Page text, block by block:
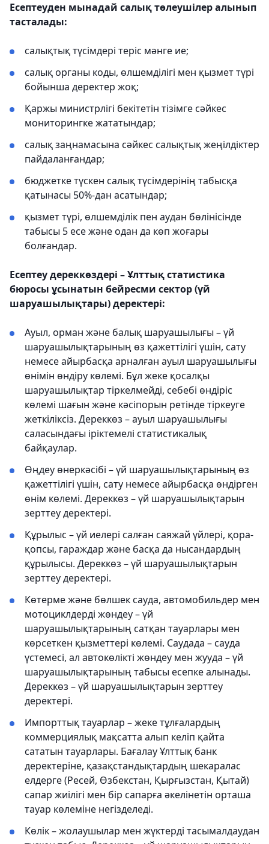
Есептеуден мынадай салық төлеушілер алынып
тасталады:
салықтық түсімдері теріс мәнге ие;
салық органы коды, өлшемділігі мен қызмет түрі
бойынша деректер жоқ;
Қаржы министрлігі бекітетін тізімге сәйкес
мониторингке жататындар;
салық заңнамасына сәйкес салықтық жеңілдіктер
пайдаланғандар;
бюджетке түскен салық түсімдерінің табысқа
қатынасы 50%-дан асатындар;
қызмет түрі, өлшемділік пен аудан бөлінісінде
табысы 5 есе және одан да көп жоғары
болғандар.
Есептеу дереккөздері – Ұлттық статистика
бюросы ұсынатын бейресми сектор (үй
шаруашылықтары) деректері:
Ауыл, орман және балық шаруашылығы – үй
шаруашылықтарының өз қажеттілігі үшін, сату
немесе айырбасқа арналған ауыл шаруашылығы
өнімін өндіру көлемі. Бұл жеке қосалқы
шаруашылықтар тіркелмейді, себебі өндіріс
көлемі шағын және кәсіпорын ретінде тіркеуге
жеткіліксіз. Дереккөз – ауыл шаруашылығы
саласындағы іріктемелі статистикалық
байқаулар.
Өңдеу өнеркәсібі – үй шаруашылықтарының өз
қажеттілігі үшін, сату немесе айырбасқа өндірген
өнім көлемі. Дереккөз – үй шаруашылықтарын
зерттеу деректері.
Құрылыс – үй иелері салған саяжай үйлері, қора-
қопсы, гараждар және басқа да нысандардың
құрылысы. Дереккөз – үй шаруашылықтарын
зерттеу деректері.
Көтерме және бөлшек сауда, автомобильдер мен
мотоциклдерді жөндеу – үй
шаруашылықтарының сатқан тауарлары мен
көрсеткен қызметтері көлемі. Саудада – сауда
үстемесі, ал автокөлікті жөндеу мен жууда – үй
шаруашылықтарының табысы есепке алынады.
Дереккөз – үй шаруашылықтарын зерттеу
деректері.
Импорттық тауарлар – жеке тұлғалардың
коммерциялық мақсатта алып келіп қайта
сататын тауарлары. Бағалау Ұлттық банк
деректеріне, қазақстандықтардың шекаралас
елдерге (Ресей, Өзбекстан, Қырғызстан, Қытай)
сапар жиілігі мен бір сапарға әкелінетін орташа
тауар көлеміне негізделеді.
Көлік – жолаушылар мен жүктерді тасымалдаудан